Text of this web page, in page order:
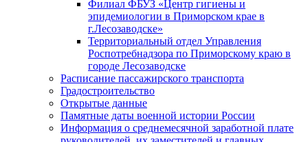
Филиал ФБУЗ «Центр гигиены и
эпидемиологии в Приморском крае в
г.Лесозаводске»
Территориальный отдел Управления
Роспотребнадзора по Приморскому краю в
городе Лесозаводске
Расписание пассажирского транспорта
Градостроительство
Открытые данные
Памятные даты военной истории России
Информация о среднемесячной заработной плате